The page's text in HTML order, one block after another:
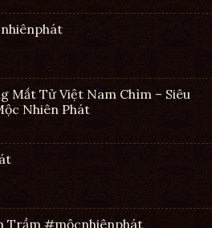
Mắt Tử Việt Nam Chìm – Siêu
Nhiên Phát
Trầm #mộcnhiênphát